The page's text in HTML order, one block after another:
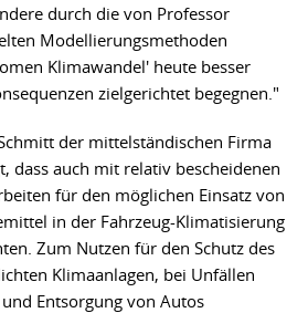
durch die von Professor
Modellierungsmethoden
Klimawandel' heute besser
zielgerichtet begegnen."
der mittelständischen Firma
dass auch mit relativ bescheidenen
für den möglichen Einsatz von
in der Fahrzeug-Klimatisierung
Zum Nutzen für den Schutz des
Klimaanlagen, bei Unfällen
Entsorgung von Autos